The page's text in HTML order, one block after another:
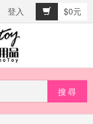
登入
$0元